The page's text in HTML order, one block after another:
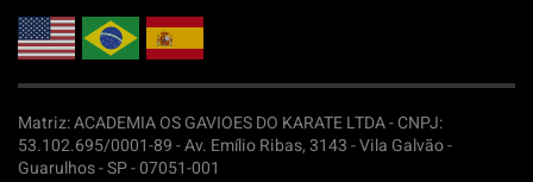
Matriz: ACADEMIA OS GAVIOES DO KARATE LTDA -CNPJ:
53.102.695/0001-89 - Av. Emílio Ribas, 3143 - Vila Galvão -
Guarulhos - SP - 07051-001